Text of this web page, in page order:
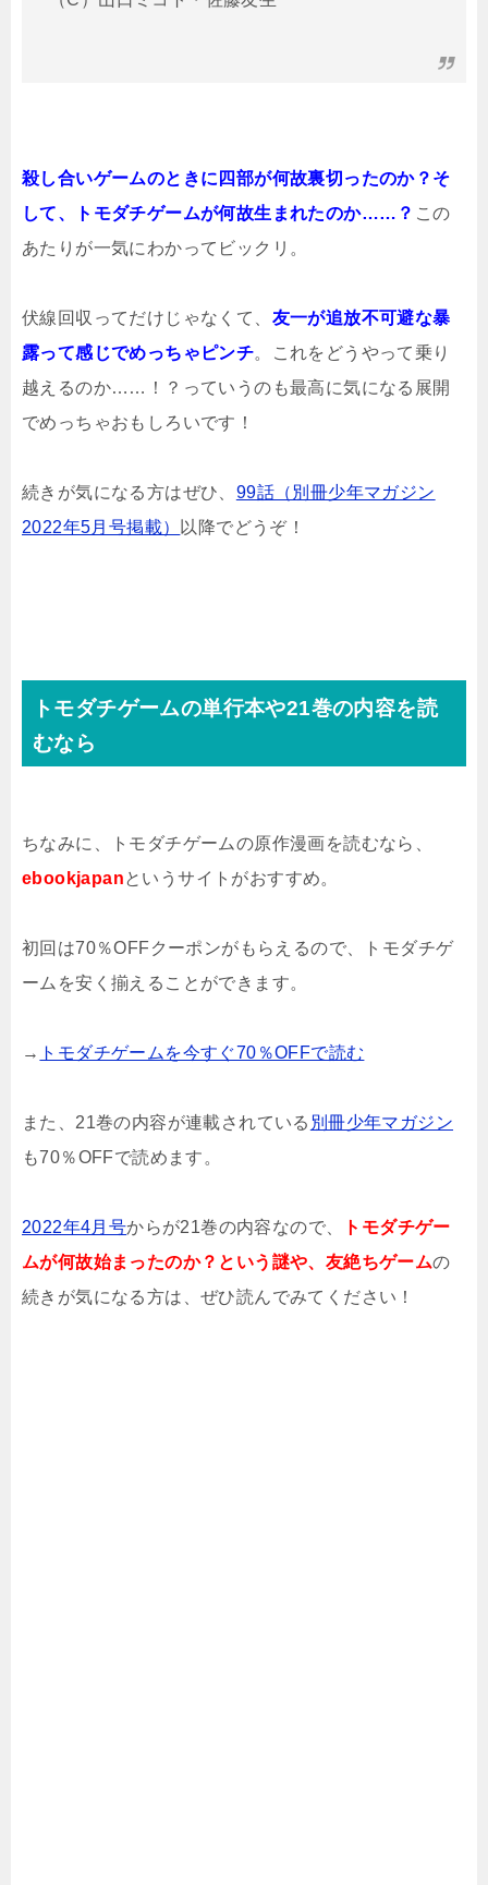
殺し合いゲームのときに四部が何故裏切ったのか？そ
して、トモダチゲームが何故生まれたのか……？ この
あたりが一気にわかってビックリ。
伏線回収ってだけじゃなくて、 友一が追放不可避な暴
露って感じでめっちゃピンチ。これをどうやって乗り
越えるのか……！？っていうのも最高に気になる展開
でめっちゃおもしろいです！
続きが気になる方はぜひ、 99話（別冊少年マガジン
2022年5月号掲載）
以降でどうぞ！
トモダチゲームの単行本や21巻の内容を読
むなら
ちなみに、トモダチゲームの原作漫画を読むなら、
ebookjapanというサイトがおすすめ。
初回は70％OFFクーポンがもらえるので、トモダチゲ
ームを安く揃えることができます。
→ トモダチゲームを今すぐ70％OFFで読む
また、21巻の内容が連載されている 別冊少年マガジン
も70％OFFで読めます。
2022年4月号からが21巻の内容なので、
トモダチゲー
ムが何故始まったのか？という謎や、友絶ちゲームの
続きが気になる方は、ぜひ読んでみてください！